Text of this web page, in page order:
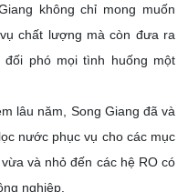
không chỉ mong muốn
chất lượng mà còn đưa ra
phó mọi tình huống một
lâu năm, Song Giang đã và
nước phục vụ cho các mục
và nhỏ đến các hệ RO có
nghiệp.